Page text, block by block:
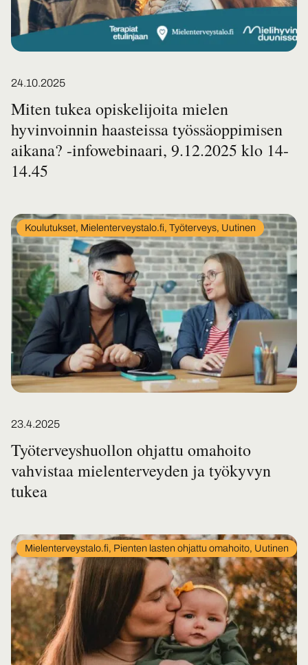
Posted on
24.10.2025
Miten tukea opiskelijoita mielen
hyvinvoinnin haasteissa työssäoppimisen
aikana? -infowebinaari, 9.12.2025 klo 14-
14.45
Posted on
23.4.2025
In
category
Koulutukset, Mielenterveystalo.fi, Työterveys, Uutinen
Työterveyshuollon ohjattu omahoito
vahvistaa mielenterveyden ja työkyvyn
tukea
In
category
Mielenterveystalo.fi, Pienten lasten ohjattu omahoito, Uutinen